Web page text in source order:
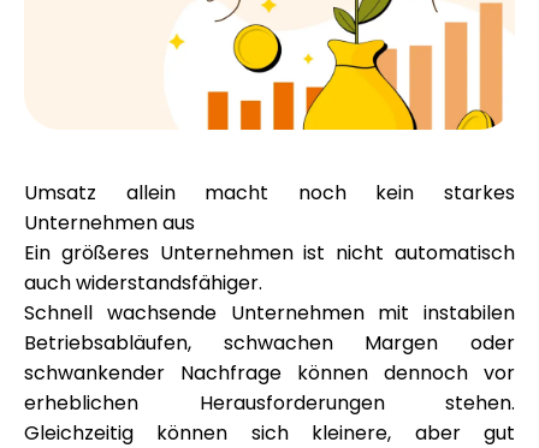
Blog
Kontaktieren Sie uns
Hilfe
Umsatz allein macht noch kein starkes
Unternehmen aus
Ein größeres Unternehmen ist nicht automatisch
auch widerstandsfähiger.
Schnell wachsende Unternehmen mit instabilen
Betriebsabläufen, schwachen Margen oder
schwankender Nachfrage können dennoch vor
erheblichen Herausforderungen stehen.
Gleichzeitig können sich kleinere, aber gut